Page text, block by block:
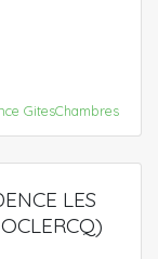
GitesChambres
LES